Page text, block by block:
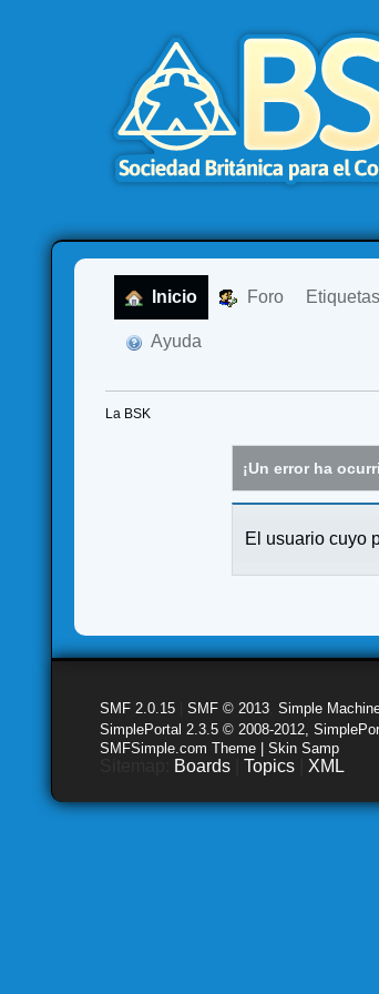
Inicio Foro Etiquetas
Ayuda
La BSK
¡Un error ha
El usuario cuyo
SMF 2.0.15 |SMF © 2013 ,Simple
SimplePortal 2.3.5 © 2008-2012,
SMFSimple.com Theme | Skin Samp
Boards |Topics XML